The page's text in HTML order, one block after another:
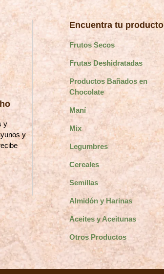
y
y
Encuentra tu producto
Frutos Secos
Frutas Deshidratadas
Productos Bañados en
Chocolate
Maní
Mix
Legumbres
Cereales
Semillas
Almidón y Harinas
Aceites y Aceitunas
Otros Productos